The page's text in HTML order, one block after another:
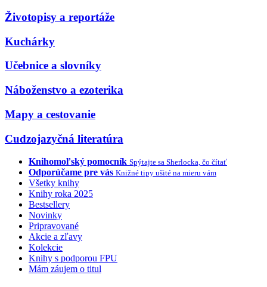
Životopisy a reportáže
Kuchárky
Učebnice a slovníky
Náboženstvo a ezoterika
Mapy a cestovanie
Cudzojazyčná literatúra
Knihomoľský pomocník Spýtajte sa Sherlocka, čo čítať
Odporúčame pre vás Knižné tipy ušité na mieru vám
Všetky knihy
Knihy roka 2025
Bestsellery
Novinky
Pripravované
Akcie a zľavy
Kolekcie
Knihy s podporou FPU
Mám záujem o titul